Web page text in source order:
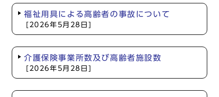
福祉用具による高齢者の事故について
[2026年5月28日]
介護保険事業所数及び高齢者施設数
[2026年5月28日]